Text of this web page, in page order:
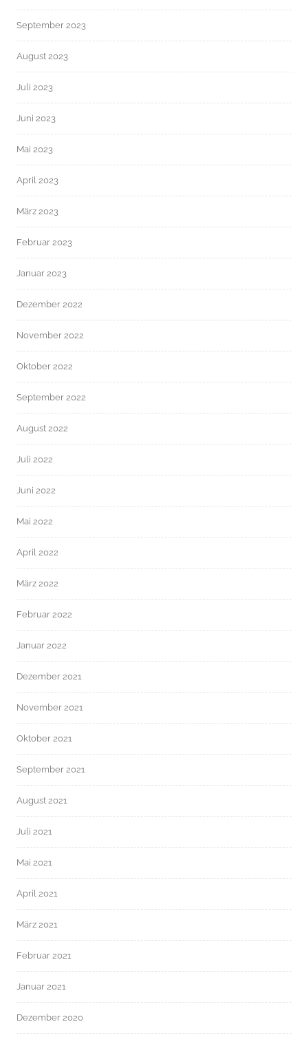
September 2023
August 2023
Juli 2023
Juni 2023
Mai 2023
April 2023
März 2023
Februar 2023
Januar 2023
Dezember 2022
November 2022
Oktober 2022
September 2022
August 2022
Juli 2022
Juni 2022
Mai 2022
April 2022
März 2022
Februar 2022
Januar 2022
Dezember 2021
November 2021
Oktober 2021
September 2021
August 2021
Juli 2021
Mai 2021
April 2021
März 2021
Februar 2021
Januar 2021
Dezember 2020